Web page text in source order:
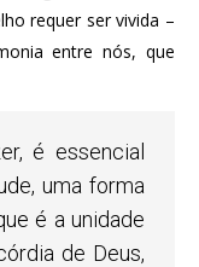
requer ser vivida –
entre nós, que
é essencial
uma forma
é a unidade
de Deus,